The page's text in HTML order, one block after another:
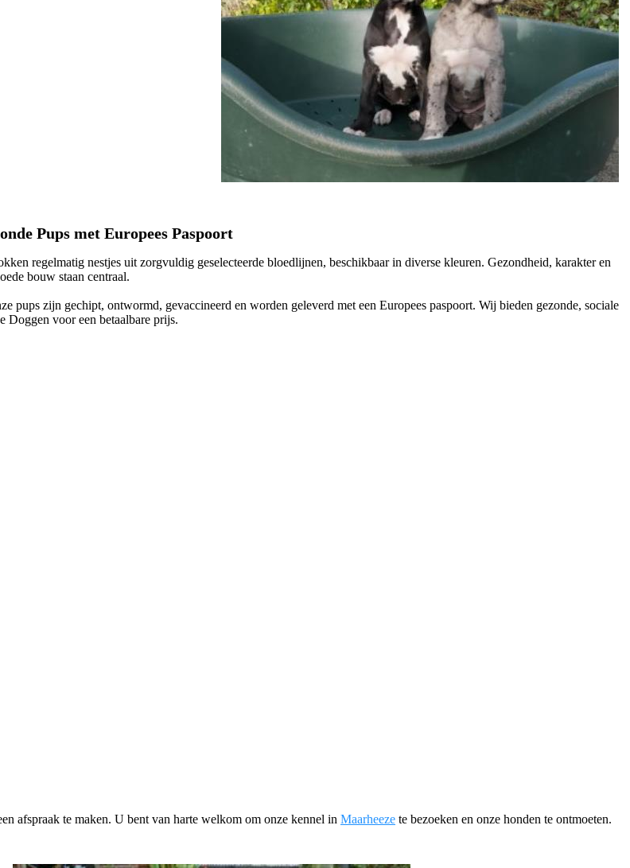
Pups met Europees Paspoort
regelmatig nestjes uit zorgvuldig geselecteerde bloedlijnen, beschikbaar in diverse kleuren. Gezondheid, karakter en
bouw staan centraal.
pups zijn gechipt, ontwormd, gevaccineerd en worden geleverd met een Europees paspoort. Wij bieden gezonde, sociale
Doggen voor een betaalbare prijs.
afspraak te maken. U bent van harte welkom om onze kennel in Maarheeze te bezoeken en onze honden te ontmoeten.